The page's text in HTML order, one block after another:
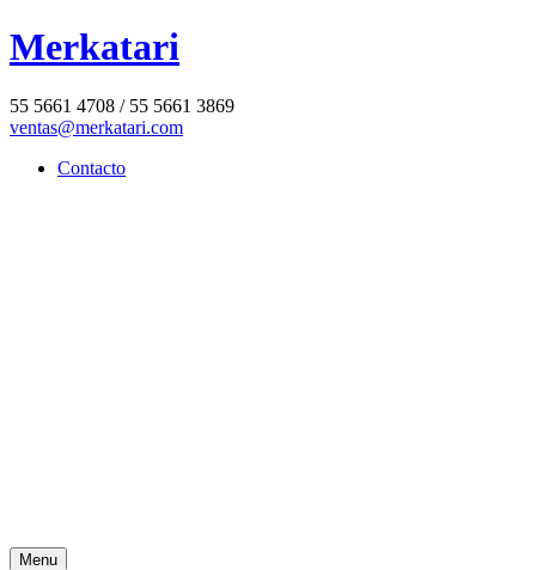
Merkatari
55 5661 4708 / 55 5661 3869
ventas@merkatari.com
Contacto
Menu